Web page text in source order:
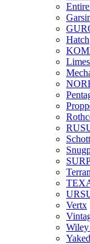
Hatch
Limes
Vertx